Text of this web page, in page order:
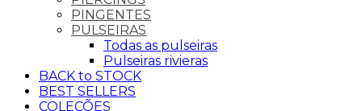
PINGENTES
PULSEIRAS
Todas as pulseiras
Pulseiras rivieras
BACK to STOCK
BEST SELLERS
COLEÇÕES